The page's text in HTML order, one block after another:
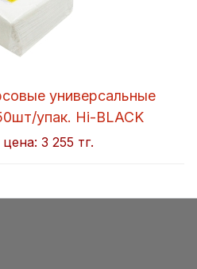
универсальные
упак. Hi-BLACK
3 255 тг.